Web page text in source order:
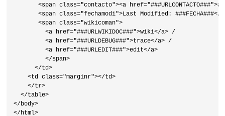
<span class="contacto"><a
<span class="fechamodi">Last Modified: ###FECHA###</
       <span class="wikicoman">
         <a href="###URLWIKIDOC###">wiki</a> /
         <a href="###URLDEBUG###">trace</a> /
         <a href="###URLEDIT###">edit</a>
         </span>
      </td>
    <td class="marginr"></td>
    </tr>
  </table>
</body>
</html>